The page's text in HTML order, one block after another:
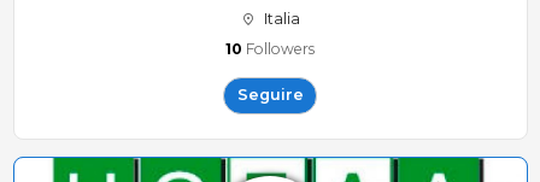
Italia
10 Followers
Seguire